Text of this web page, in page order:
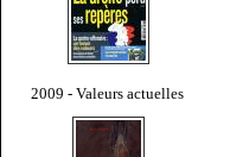
2009 - Valeurs actuelles